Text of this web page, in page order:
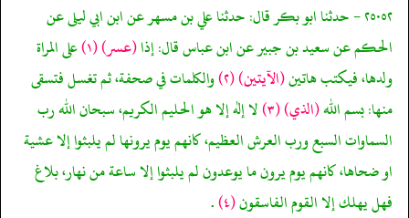
٢٥٠٥٢ - حدثنا ابو بكر قال: حدثنا علي بن مسهر عن ابن ابي ليلى عن
الحكم عن سعيد بن جبير عن ابن عباس قال: إذا(عسر)(١) على المراة
ولدها، فيكتب هاتين(الآيتين)(٢) والكلمات في صحفة، ثم تغسل فتسقى
منها: بسم الله(الذي)(٣)
لا إله إلا هو الحليم الكريم، سبحان الله رب
السماوات السبع ورب العرش العظيم، كانهم يوم يرونها لم يلبثوا إلا عشية
او ضحاها، كانهم يوم يرون ما يوعدون لم يلبثوا إلا ساعة من نهار، بلاغ
فهل يهلك إلا القوم الفاسقون(٤) .